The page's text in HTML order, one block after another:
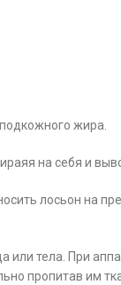
жира.
на себя и
лосьон на
тела. При
пропитав им